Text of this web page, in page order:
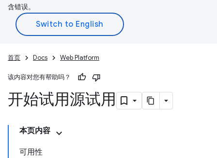
含错误。
首页 Docs Web Platform
该内容对您有帮助吗？
开始试用源试用
本页内容
可用性